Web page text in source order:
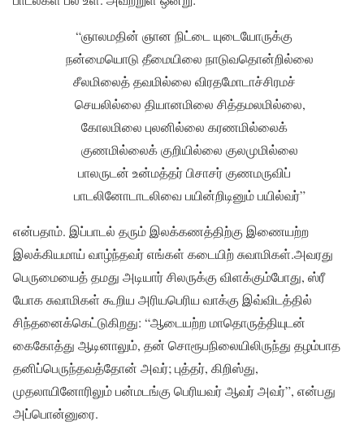
“ஞாலமதின் ஞான நிட்டை யுடையோருக்கு
நன்மையொடு தீமையிலை நாடுவதொன்றில்லை
சீலமிலைத் தவமில்லை விரதமோடாச்சிரமச்
செயலில்லை தியானமிலை சித்தமலமில்லை,
கோலமிலை புலனில்லை கரணமில்லைக்
குணமில்லைக் குறியில்லை குலமுமில்லை
பாலருடன் உன்மத்தர் பிசாசர் குணமருவிப்
பாடலினோடாடலிவை பயின்றிடினும் பயில்வர்”
என்பதாம். இப்பாடல் தரும் இலக்கணத்திற்கு இணையற்ற
இலக்கியமாய் வாழ்ந்தவர் எங்கள் கடையிற் சுவாமிகள்.அவரது
பெருமையைத் தமது அடியார் சிலருக்கு விளக்கும்போது, ஸ்ரீ
யோக சுவாமிகள் கூறிய அரியபெரிய வாக்கு இவ்விடத்தில்
சிந்தனைக்கெட்டுகிறது: “ஆடையற்ற மாதொருத்தியுடன்
கைகோத்து ஆடினாலும், தன் சொரூபநிலையிலிருந்து தழம்பாத
தனிப்பெருந்தவத்தோன் அவர்; புத்தர், கிறிஸ்து,
முதலாயினோரிலும் பன்மடங்கு பெரியவர் ஆவர் அவர்”, என்பது
அப்பொன்னுரை.